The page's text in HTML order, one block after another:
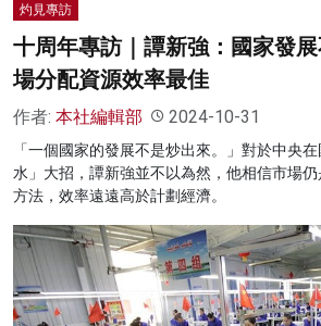
灼見專訪
十周年專訪｜譚新強：國家發
場分配資源效率最佳
作者: 本社編輯部 2024-10-31
「一個國家的發展不是炒出來。」對於中央
水」大招，譚新強並不以為然，他相信市場
方法，效率遠遠高於計劃經濟。